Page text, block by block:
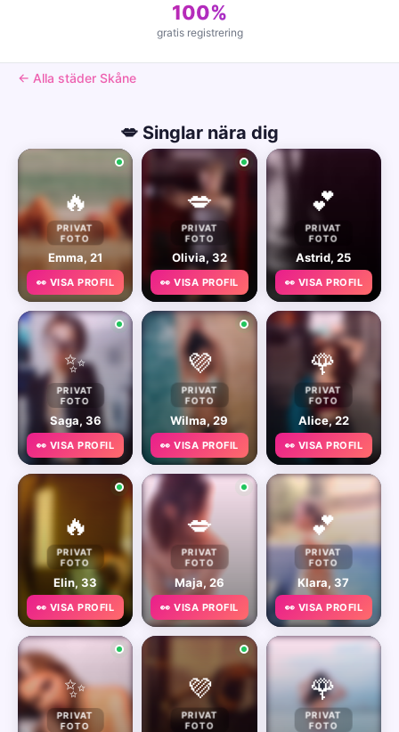
100%
gratis registrering
← Alla städer Skåne
💋 Singlar nära dig
🔥
PRIVAT
FOTO
Emma, 21
👀 VISA PROFIL
💋
PRIVAT
FOTO
Olivia, 32
👀 VISA PROFIL
💕
PRIVAT
FOTO
Astrid, 25
👀 VISA PROFIL
✨
PRIVAT
FOTO
Saga, 36
👀 VISA PROFIL
💜
PRIVAT
FOTO
Wilma, 29
👀 VISA PROFIL
🌹
PRIVAT
FOTO
Alice, 22
👀 VISA PROFIL
🔥
PRIVAT
FOTO
Elin, 33
👀 VISA PROFIL
💋
PRIVAT
FOTO
Maja, 26
👀 VISA PROFIL
💕
PRIVAT
FOTO
Klara, 37
👀 VISA PROFIL
✨
PRIVAT
FOTO
💜
PRIVAT
FOTO
🌹
PRIVAT
FOTO